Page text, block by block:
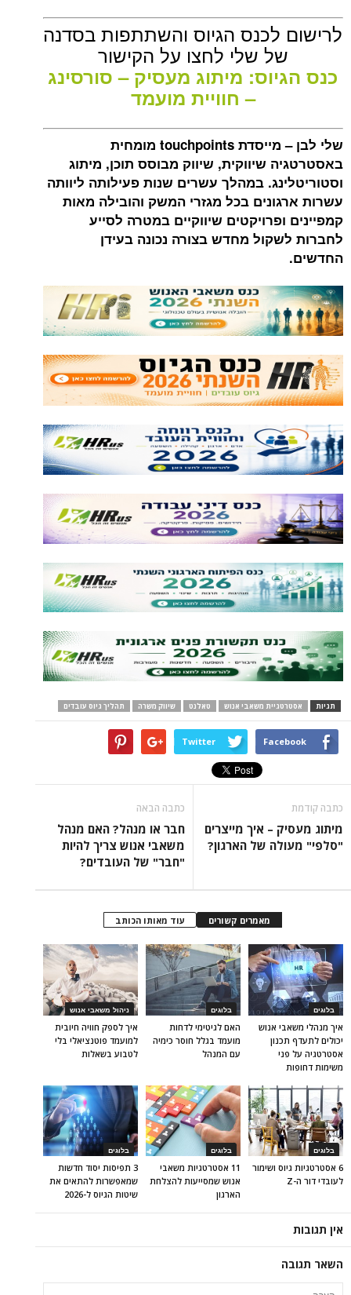
לרישום לכנס הגיוס והשתתפות בסדנה
של שלי לחצו על הקישור
כנס הגיוס: מיתוג מעסיק – סורסינג
– חוויית מועמד
שלי לבן – מייסדת
מומחית
באסטרטגיה שיווקית, שיווק מבוסס תוכן, מיתוג
וסטוריטלינג. במהלך עשרים שנות פעילותה ליוותה
עשרות ארגונים בכל מגזרי המשק והובילה מאות
קמפיינים ופרויקטים שיווקיים במטרה לסייע
לחברות לשקול מחדש בצורה נכונה בעידן
החדשים.
תגיות אסטרטגיית משאבי אנוש טאלנט שיווק משרה תהליך גיוס עובדים
Facebook
Twitter
כתבה קודמת
מיתוג מעסיק – איך מייצרים
"סלפי" מעולה של הארגון?
כתבה הבאה
חבר או מנהל? האם מנהל
משאבי אנוש צריך להיות
"חבר" של העובדים?
מאמרים קשורים עוד מאותו הכותב
ניהול משאבי אנוש
איך לספק חוויה חיובית
למועמד פוטנציאלי בלי
לטבוע בשאלות
בלוגים
האם לגיטימי לדחות
מועמד בגלל חוסר כימיה
עם המנהל
בלוגים
איך מנהלי משאבי אנוש
יכולים לתעדף תכנון
אסטרטגיה על פני
משימות דחופות
בלוגים
3 תפיסות יסוד חדשות
שמאפשרות להתאים את
שיטות הגיוס ל-2026
בלוגים
11 אסטרטגיות משאבי
אנוש שמסייעות להצלחת
הארגון
בלוגים
6 אסטרטגיות גיוס ושימור
לעובדי דור ה-Z
אין תגובות
השאר תגובה